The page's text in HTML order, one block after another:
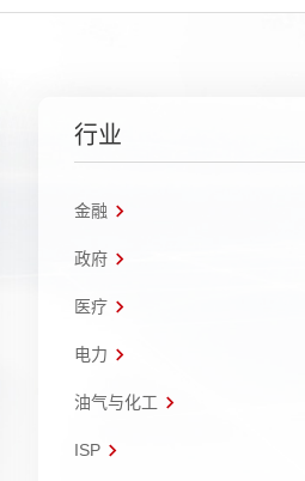
行业
金融
政府
医疗
电力
油气与化工
ISP